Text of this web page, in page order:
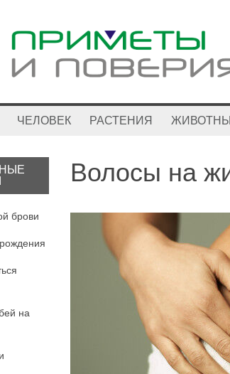
ЧЕЛОВЕК РАСТЕНИЯ
брови
на
Волосы на